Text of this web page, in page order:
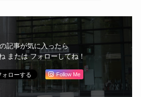
記事が気に入ったら
または フォローしてね！
Follow Me